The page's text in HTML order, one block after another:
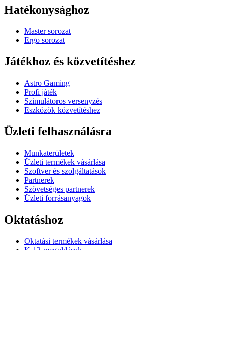
Hatékonysághoz
Master sorozat
Ergo sorozat
Játékhoz és közvetítéshez
Astro Gaming
Profi játék
Szimulátoros versenyzés
Eszközök közvetítéshez
Üzleti felhasználásra
Munkaterületek
Üzleti termékek vásárlása
Szoftver és szolgáltatások
Partnerek
Szövetséges partnerek
Üzleti forrásanyagok
Oktatáshoz
Oktatási termékek vásárlása
K-12-megoldások